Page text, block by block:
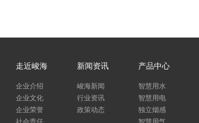
走近峻海
企业介绍
企业文化
企业荣誉
新闻资讯
峻海新闻
行业资讯
政策动态
产品中心
智慧用水
智慧用电
独立烟感